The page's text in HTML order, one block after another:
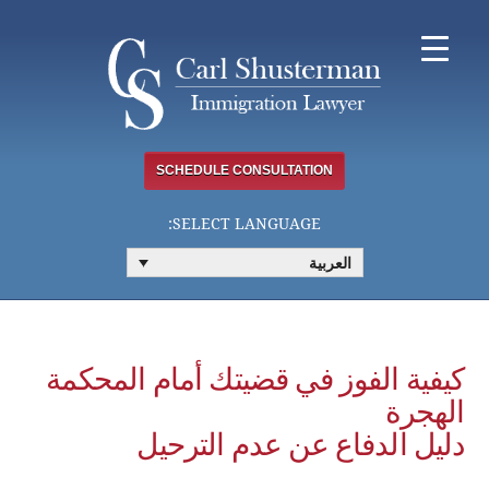
content
SCHEDULE CONSULTATION
SELECT LANGUAGE:
العربية
كيفية الفوز في قضيتك أمام المحكمة
الهجرة
دليل الدفاع عن عدم الترحيل